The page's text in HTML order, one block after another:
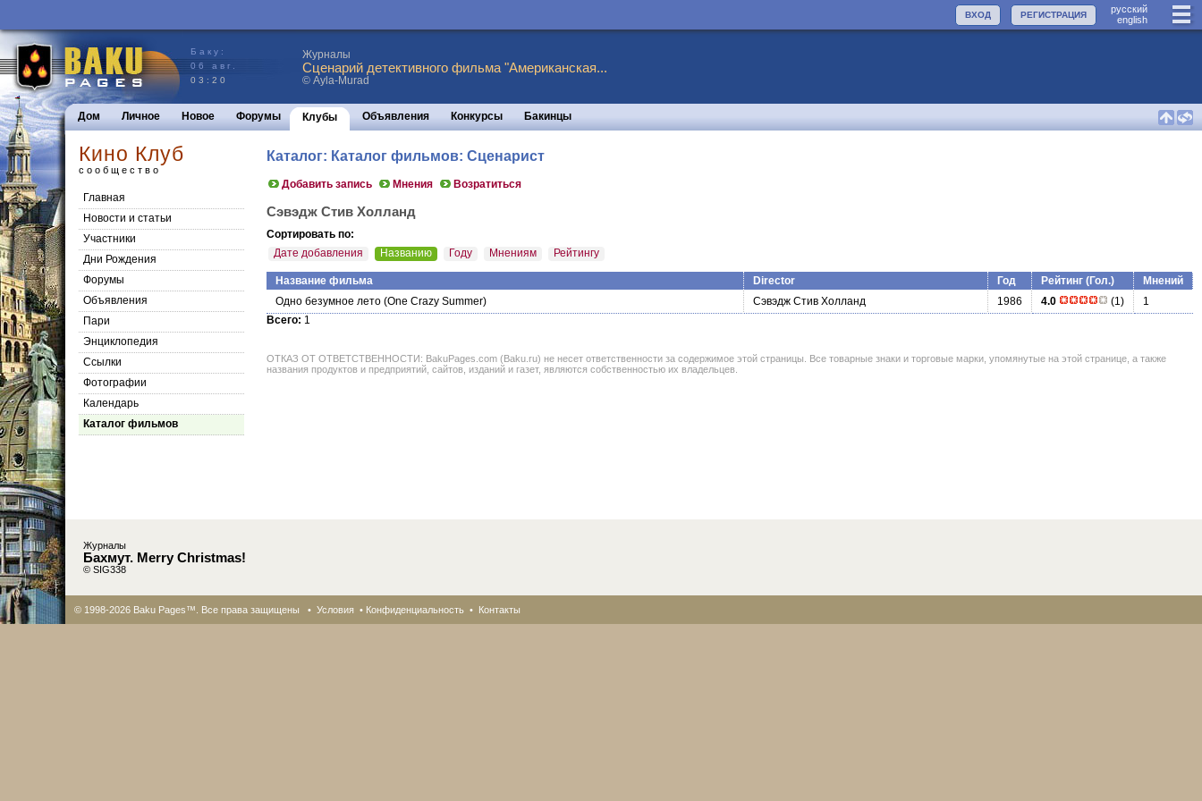
руccкий
english
РЕГИСТРАЦИЯ
ВХОД
Баку:
06 авг.
03:20
Журналы
Сценарий детективного фильма "Американская...
© Ayla-Murad
Дом Личное Новое Форумы Клубы Объявления Конкурсы Бакинцы
Кино Клуб
сообщество
Главная
Новости и статьи
Участники
Дни Рождения
Форумы
Объявления
Пари
Энциклопедия
Cсылки
Фотографии
Календарь
Каталог фильмов
Каталог: Каталог фильмов: Сценарист
Добавить запись Мнения Возратиться
Сэвэдж Стив Холланд
Сортировать по:
Дате добавления
Названию Году Мнениям Рейтингу
Название фильма Director Год Рейтинг (Гол.)
Мнений
Одно безумное лето (One Crazy Summer) Сэвэдж Стив Холланд 1986 4.0 (1)
1
Всего: 1
ОТКАЗ ОТ ОТВЕТСТВЕННОСТИ: BakuPages.com (Baku.ru) не несет ответственности за содержимое этой страницы. Все товарные знаки и торговые марки, упомянутые на этой странице, а также
названия продуктов и предприятий, сайтов, изданий и газет, являются собственностью их владельцев.
Журналы
Бахмут. Merry Christmas!
© SIG338
© 1998-2026 Baku Pages™. Все права защищены • Условия • Конфиденциальность • Контакты